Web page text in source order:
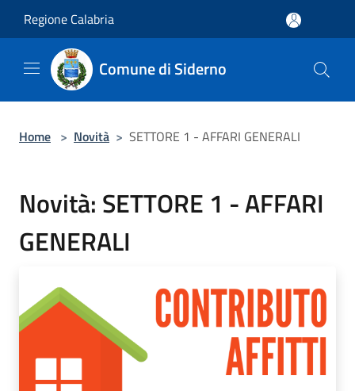
Regione Calabria
Comune di Siderno
Home > Novità > SETTORE 1 - AFFARI GENERALI
Novità: SETTORE 1 - AFFARI
GENERALI